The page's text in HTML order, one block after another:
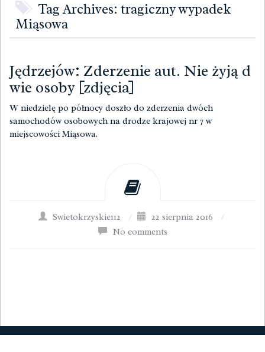
Tag Archives: tragiczny wypadek
Miąsowa
Jędrzejów: Zderzenie aut. Nie żyją d
wie osoby [zdjęcia]
W niedzielę po północy doszło do zderzenia dwóch
samochodów osobowych na drodze krajowej nr 7 w
miejscowości Miąsowa.
Swietokrzyskie112 / 22 sierpnia 2016
/
No comments